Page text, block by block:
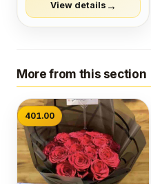
وإقامات لدولة البحرين للتفاصيل
برجاء التواصل خاص🔏...
View details →
More from this section
401.00